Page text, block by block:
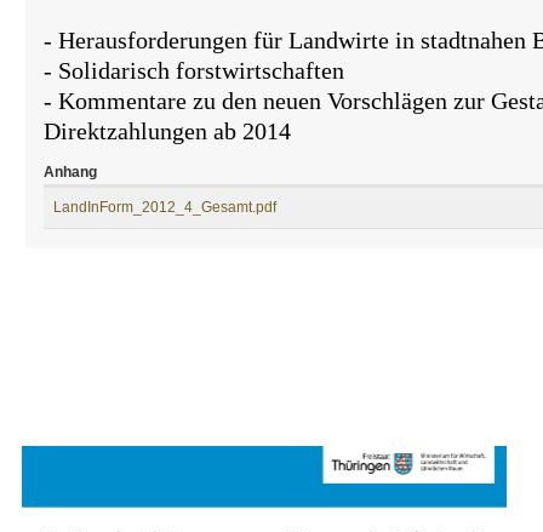
- Herausforderungen für Landwirte in stadtnahen
- Solidarisch forstwirtschaften
- Kommentare zu den neuen Vorschlägen zur
Direktzahlungen ab 2014
Anhang
LandInForm_2012_4_Gesamt.pdf